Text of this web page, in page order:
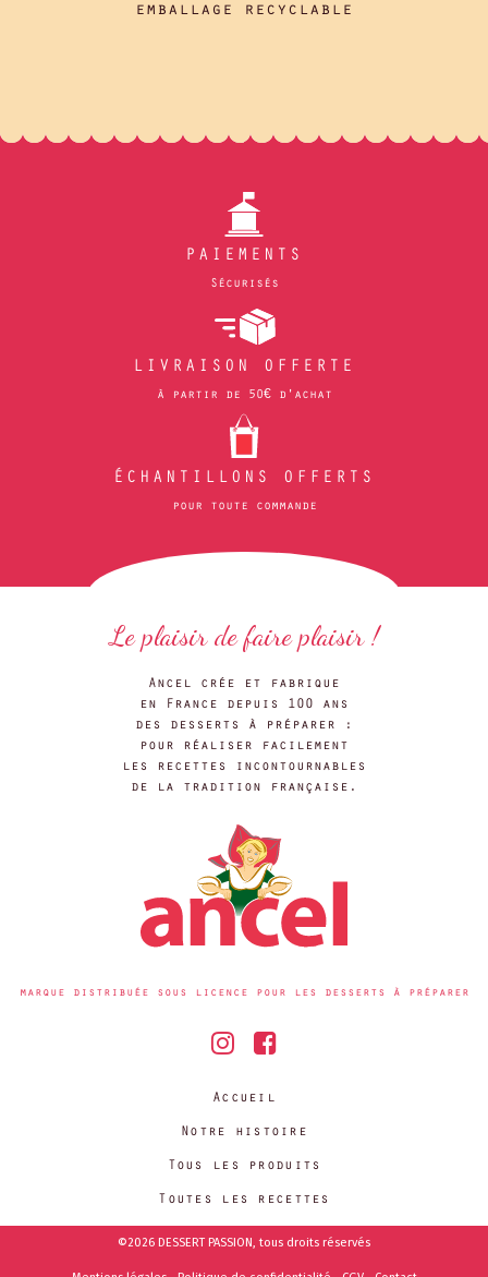
emballage recyclable
PAIEMENTS
Sécurisés
LIVRAISON OFFERTE
à partir de 50€ d'achat
ÉCHANTILLONS OFFERTS
pour toute commande
Le plaisir de faire plaisir !
Ancel crée et fabrique
en France depuis 100 ans
des desserts à préparer :
pour réaliser facilement
les recettes incontournables
de la tradition française.
marque distribuée sous licence pour les desserts à préparer
Accueil
Notre histoire
Tous les produits
Toutes les recettes
©2026 DESSERT PASSION, tous droits réservés